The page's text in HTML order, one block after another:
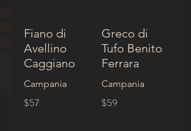
Fiano di
Avellino
Caggiano
Campania
$57
Greco di
Tufo Benito
Ferrara
Campania
$59